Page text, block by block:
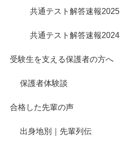
共通テスト解答速報2025
共通テスト解答速報2024
受験生を支える保護者の方へ
保護者体験談
合格した先輩の声
出身地別｜先輩列伝